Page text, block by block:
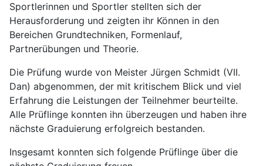
Sportlerinnen und Sportler stellten sich der
Herausforderung und zeigten ihr Können in den
Bereichen Grundtechniken, Formenlauf,
Partnerübungen und Theorie.
Die Prüfung wurde von Meister Jürgen Schmidt (VII.
Dan) abgenommen, der mit kritischem Blick und viel
Erfahrung die Leistungen der Teilnehmer beurteilte.
Alle Prüflinge konnten ihn überzeugen und haben ihre
nächste Graduierung erfolgreich bestanden.
Insgesamt konnten sich folgende Prüflinge über die